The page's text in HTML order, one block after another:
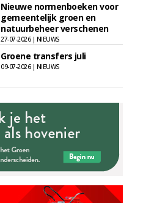
Nieuwe normenboeken voor
gemeentelijk groen en
natuurbeheer verschenen
27-07-2026 | NIEUWS
Groene transfers juli
09-07-2026 | NIEUWS